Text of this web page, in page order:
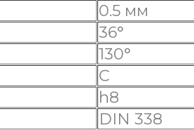
0.5 мм
36°
130°
С
h8
DIN 338